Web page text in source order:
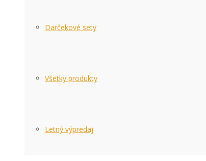
Darčekové sety
Všetky produkty
Letný výpredaj